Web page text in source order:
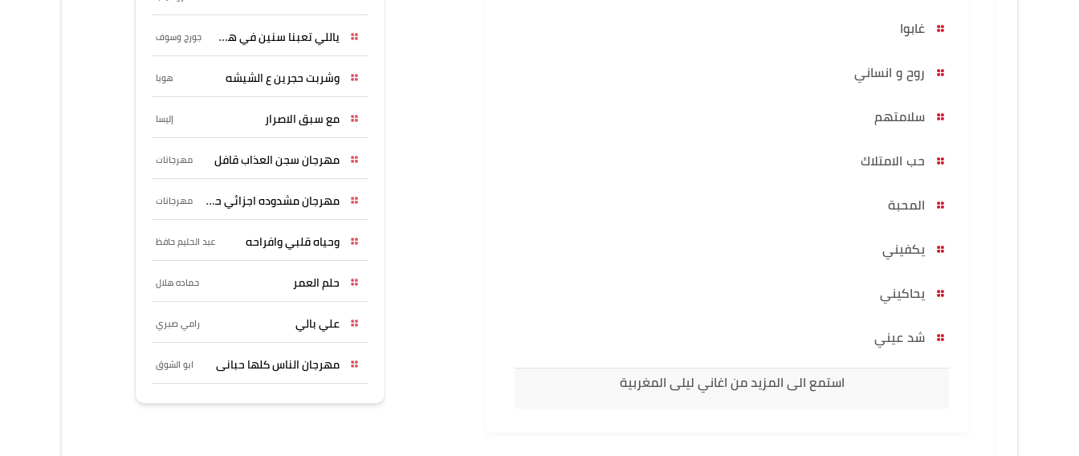
غابوا
روح و انساني
سلامتهم
حب الامتلاك
المحبة
يكفيني
يحاكيني
شد عيني
استمع الى المزيد من اغاني ليلى المغربية
ياللي تعبنا سنين في هواه جورج وسوف
وشربت حجرين ع الشيشه هوبا
مع سبق الاصرار إليسا
مهرجان سجن العذاب قافل مهرجانات
مهرجان مشدوده اجزائي حربونى مهرجانات
وحياه قلبي وافراحه عبد الحليم حافظ
حلم العمر حماده هلال
علي بالي رامي صبري
مهرجان الناس كلها حبانى ابو الشوق